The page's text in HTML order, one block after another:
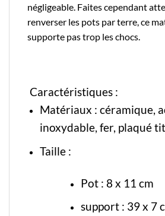
négligeable. Faites cependant
renverser les pots par terre, ce
supporte pas trop les chocs.
Caractéristiques :
Matériaux : céramique,
inoxydable, fer, plaqué
Taille :
Pot : 8 x 11 cm
support : 39 x 7